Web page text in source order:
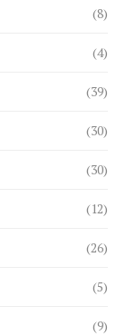
(8)
(4)
(39)
(30)
(30)
(12)
(26)
(5)
(9)